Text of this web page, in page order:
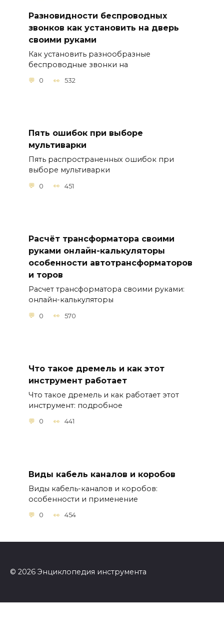
Разновидности беспроводных
звонков как установить на дверь
своими руками
Как установить разнообразные
беспроводные звонки на
0 532
Пять ошибок при выборе
мультиварки
Пять распространенных ошибок при
выборе мультиварки
0 451
Расчёт трансформатора своими
руками онлайн-калькуляторы
особенности автотрансформаторов
и торов
Расчет трансформатора своими руками:
онлайн-калькуляторы
0 570
Что такое дремель и как этот
инструмент работает
Что такое дремель и как работает этот
инструмент: подробное
0 441
Виды кабель каналов и коробов
Виды кабель-каналов и коробов:
особенности и применение
0 454
© 2026 Энциклопедия инструмента